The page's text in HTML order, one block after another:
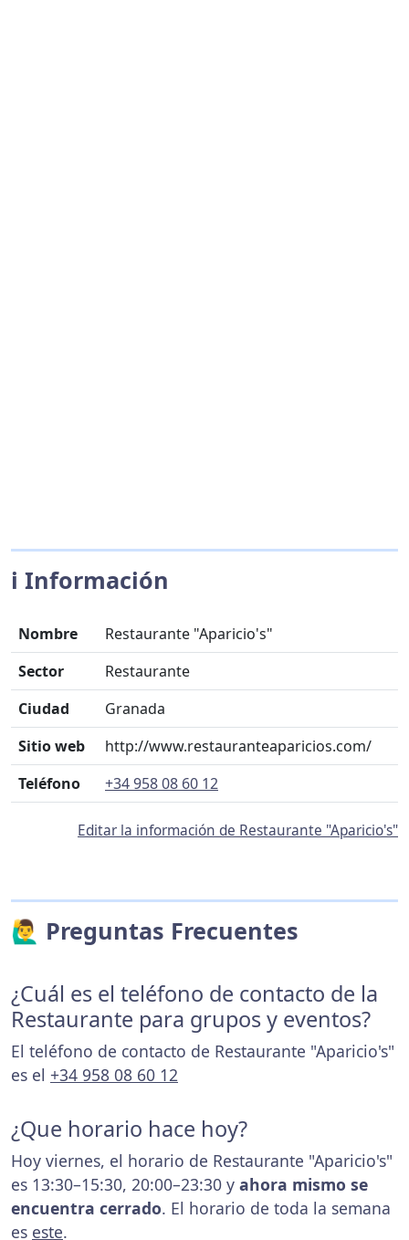
ℹ️ Información
Nombre
Restaurante "Aparicio's"
Sector
Restaurante
Ciudad
Granada
Sitio web
http://www.restauranteaparicios.com/
Teléfono
+34 958 08 60 12
Editar la información de Restaurante "Aparicio's"
🙋‍♂️ Preguntas Frecuentes
¿Cuál es el teléfono de contacto de la
Restaurante para grupos y eventos?
El teléfono de contacto de Restaurante "Aparicio's"
es el +34 958 08 60 12
¿Que horario hace hoy?
Hoy viernes, el horario de Restaurante "Aparicio's"
es 13:30–15:30, 20:00–23:30 y ahora mismo se
encuentra cerrado. El horario de toda la semana
es este.